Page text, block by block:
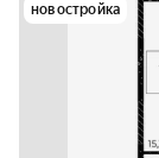
новостройка